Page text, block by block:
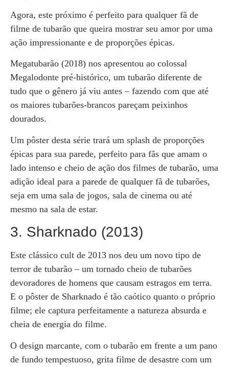
Agora, este próximo é perfeito para qualquer fã de
filme de tubarão que queira mostrar seu amor por uma
ação impressionante e de proporções épicas.
Megatubarão (2018) nos apresentou ao colossal
Megalodonte pré-histórico, um tubarão diferente de
tudo que o gênero já viu antes – fazendo com que até
os maiores tubarões-brancos pareçam peixinhos
dourados.
Um pôster desta série trará um splash de proporções
épicas para sua parede, perfeito para fãs que amam o
lado intenso e cheio de ação dos filmes de tubarão, uma
adição ideal para a parede de qualquer fã de tubarões,
seja em uma sala de jogos, sala de cinema ou até
mesmo na sala de estar.
3. Sharknado (2013)
Este clássico cult de 2013 nos deu um novo tipo de
terror de tubarão – um tornado cheio de tubarões
devoradores de homens que causam estragos em terra.
E o pôster de Sharknado é tão caótico quanto o próprio
filme; ele captura perfeitamente a natureza absurda e
cheia de energia do filme.
O design marcante, com o tubarão em frente a um pano
de fundo tempestuoso, grita filme de desastre com um